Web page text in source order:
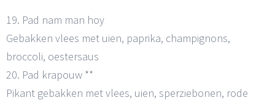
19. Pad nam man hoy
Gebakken vlees met uien, paprika, champignons,
broccoli, oestersaus
20. Pad krapouw **
Pikant gebakken met vlees, uien, sperziebonen, rode